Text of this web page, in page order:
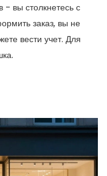
- вы столкнетесь с
заказ, вы не
вести учет. Для